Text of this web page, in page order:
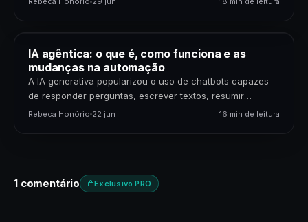
IA agêntica: o que é, como funciona e as
mudanças na automação
A IA generativa popularizou o uso de chatbots capazes
de responder perguntas, escrever textos, resumir
documentos e gerar código. Mas uma nova etapa da…
Rebeca Honório 22 jun 16 min de leitura
1 comentário Exclusivo PRO